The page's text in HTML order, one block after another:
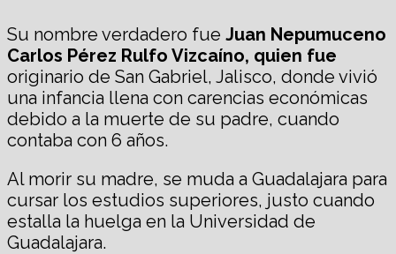
Su nombre verdadero fue Juan Nepumuceno
Carlos Pérez Rulfo Vizcaíno, quien fue
originario de San Gabriel, Jalisco, donde vivió
una infancia llena con carencias económicas
debido a la muerte de su padre, cuando
contaba con 6 años.
Al morir su madre, se muda a Guadalajara para
cursar los estudios superiores, justo cuando
estalla la huelga en la Universidad de
Guadalajara.